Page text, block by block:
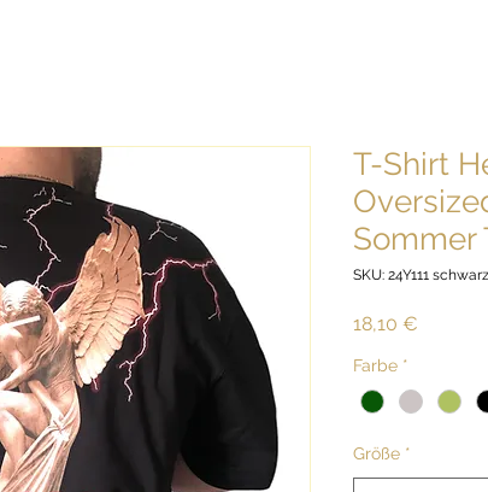
T-Shirt
Sommer
SKU: 24Y111 schwarz
18,10 €
Farbe *
Größe *